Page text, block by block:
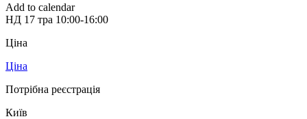
Add to calendar
НД 17 тра 10:00-16:00
Ціна
Ціна
Потрібна реєстрація
Київ